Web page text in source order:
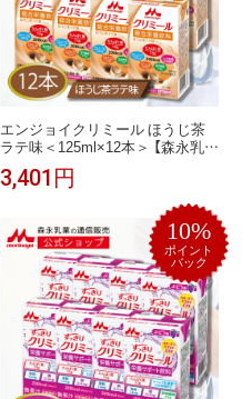
エンジョイクリミール ほうじ茶
ラテ味＜125ml×12本＞ 【森永乳業
公式ショップ】 高齢者 栄養補助食
品 流動食 介護食 ドリンク 栄養補
給 飲料 栄養ドリンク 栄養補助飲
料 食事 栄養 おやつ たんぱく質 プ
ロテイン 食欲不振 ミネラル 乳酸
菌 ビタミン シールド乳酸菌 セッ
3,401円
10%
ポイント
バック